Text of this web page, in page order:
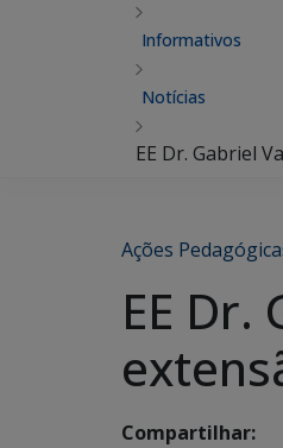
Informativos
Notícias
EE Dr. Gabriel
Ações
EE
Compartilhar: